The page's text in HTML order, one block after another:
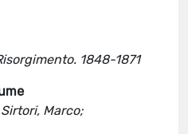
1848-1871
Marco;